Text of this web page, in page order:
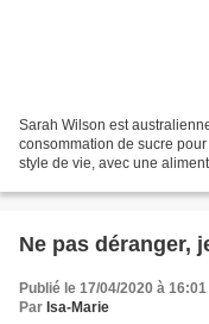
Sarah Wilson est
consommation de sucre
style de vie, avec une
Ne pas déranger,
Publié le 17/04/2020 à 16:01
Par Isa-Marie